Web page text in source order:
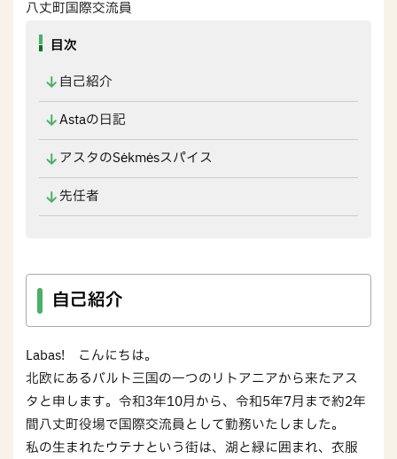
八丈町国際交流員
目次
自己紹介
Astaの日記
アスタのSėkmėsスパイス
先任者
自己紹介
Labas! こんにちは。
北欧にあるバルト三国の一つのリトアニアから来たアス
タと申します。令和3年10月から、令和5年7月まで約2年
間八丈町役場で国際交流員として勤務いたしました。
私の生まれたウテナという街は、湖と緑に囲まれ、衣服